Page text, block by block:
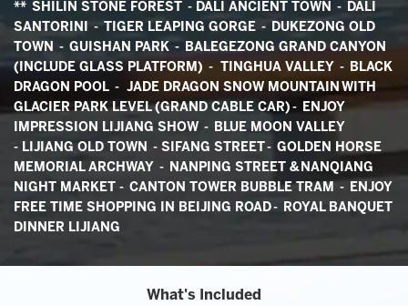
** SHILIN STONE FOREST - DALI ANCIENT TOWN - DALI
SANTORINI - TIGER LEAPING GORGE - DUKEZONG OLD
TOWN - GUISHAN PARK - BALEGEZONG GRAND CANYON
(INCLUDE GLASS PLATFORM) - TINGHUA VALLEY - BLACK
DRAGON POOL - JADE DRAGON SNOW MOUNTAIN WITH
GLACIER PARK LEVEL (GRAND CABLE CAR) - ENJOY
IMPRESSION LIJIANG SHOW - BLUE MOON VALLEY
- LIJIANG OLD TOWN - SIFANG STREET - GOLDEN HORSE
MEMORIAL ARCHWAY - NANPING STREET & NANQIANG
NIGHT MARKET
- CANTON TOWER BUBBLE TRAM - ENJOY
FREE TIME SHOPPING IN BEIJING ROAD- ROYAL BANQUET
DINNER LIJIANG
What's Included